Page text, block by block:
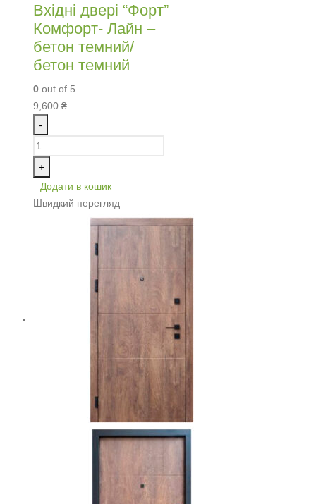
Вхідні двері “Форт”
Комфорт- Лайн –
бетон темний/
бетон темний
0 out of 5
9,600 ₴
-
+
Додати в кошик
Швидкий перегляд